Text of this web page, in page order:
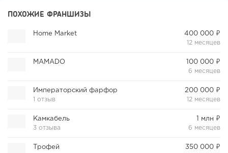
ПОХОЖИЕ ФРАНШИЗЫ
Home Market
400 000 ₽
12 месяцев
MAMADO
100 000 ₽
6 месяцев
Императорский фарфор
1 отзыв
200 000 ₽
12 месяцев
Камкабель
3 отзыва
1 млн ₽
6 месяцев
Трофей
350 000 ₽